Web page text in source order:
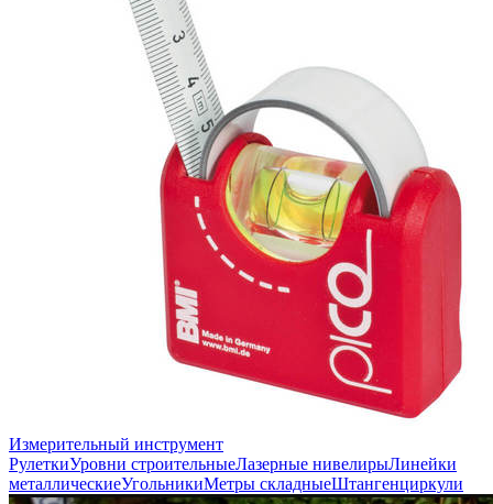
Измерительный инструмент
РулеткиУровни строительныеЛазерные нивелирыЛинейки
металлическиеУгольникиМетры складныеШтангенциркули